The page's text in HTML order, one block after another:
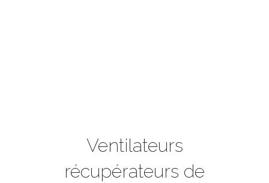
Ventilateurs
récupérateurs de